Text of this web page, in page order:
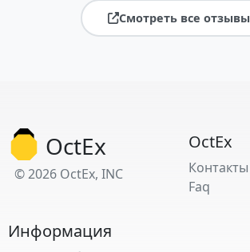
Смотреть все отзывы
OctEx
© 2026 OctEx, INC
OctEx
Контакты
Faq
Информация